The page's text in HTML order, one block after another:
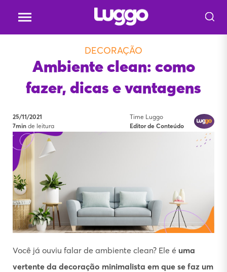
DECORAÇÃO
Ambiente clean: como
fazer, dicas e vantagens
25/11/2021
7min de leitura
Time Luggo
Editor de Conteúdo
Você já ouviu falar de ambiente clean? Ele é uma
vertente da decoração minimalista em que se faz um